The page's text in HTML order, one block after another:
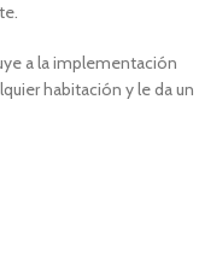
a la implementación
habitación y le da un